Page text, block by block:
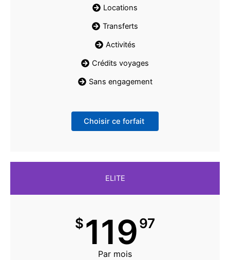
Locations
Transferts
Activités
Crédits voyages
Sans engagement
Choisir ce forfait
ELITE
$11997
Par mois